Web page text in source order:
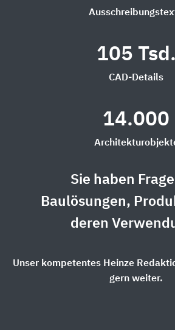
105 Tsd.
CAD-Details
14.000
Sie haben
Baulösungen,
deren
Unser kompetentes Heinze
gern weiter.